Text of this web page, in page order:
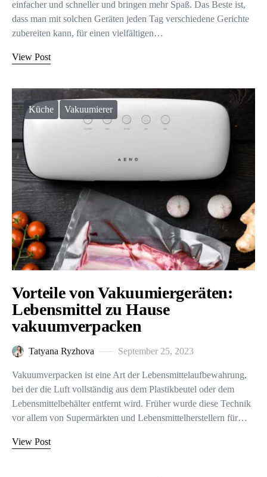
einfacher und schneller und bringen mehr Spaß. Das Beste ist,
dass man mit solchen Geräten jeden Tag verschiedene Gerichte
zubereiten kann, für einen vielfältigen…
View Post
Küche Vakuumierer
Vorteile von Vakuumiergeräten:
Lebensmittel zu Hause
vakuumverpacken
Tatyana Ryzhova September 25, 2023
Vakuumverpacken ist eine Art der Lebensmittelaufbewahrung,
bei der die Luft vollständig aus dem Plastikbeutel oder dem
Lebensmittelbehälter entfernt wird. Früher wurde diese Technik
vor allem von Supermärkten und Lebensmittelherstellern für…
View Post